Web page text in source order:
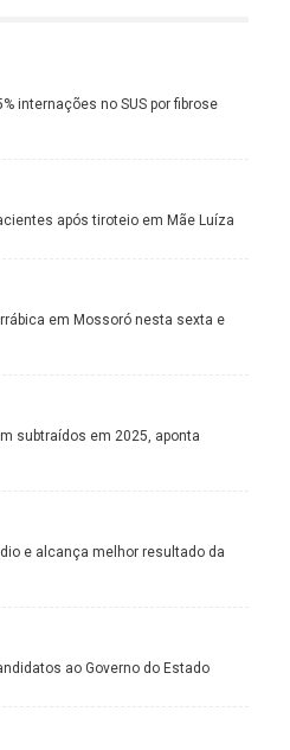
internações no SUS por fibrose
após tiroteio em Mãe Luíza
em Mossoró nesta sexta e
subtraídos em 2025, aponta
e alcança melhor resultado da
ao Governo do Estado